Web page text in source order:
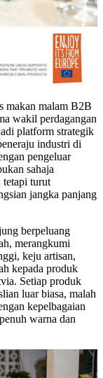
makan malam B2B
wakil perdagangan
platform strategik
industri di
pengeluar
sahaja
tetapi turut
jangka panjang
berpeluang
merangkumi
keju artisan,
kepada produk
Setiap produk
luar biasa, malah
kepelbagaian
warna dan